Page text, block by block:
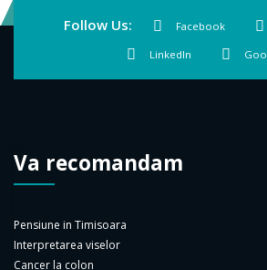
Follow Us: Facebook
LinkedIn
Va recomandam
Pensiune in Timisoara
Interpretarea viselor
Cancer la colon